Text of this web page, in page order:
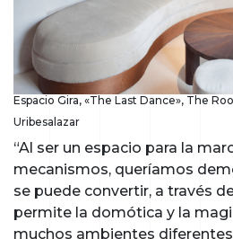
Espacio Gira, «The Last Dance», The
Uribesalazar
“Al ser un espacio para la
mecanismos, queríamos
se puede convertir, a través
permite la domótica y la
muchos ambientes